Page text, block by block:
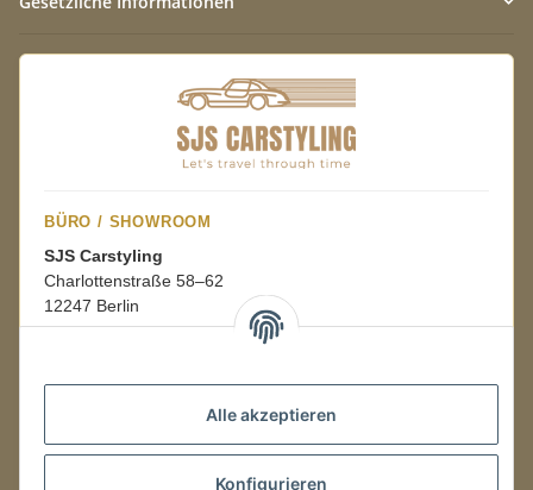
Alle akzeptieren
Konfigurieren
BÜRO / SHOWROOM
SJS Carstyling
Charlottenstraße 58–62
12247 Berlin
08:00–16:00 Uhr
LAGER / RETOUREN
Packmonster Fulfillment